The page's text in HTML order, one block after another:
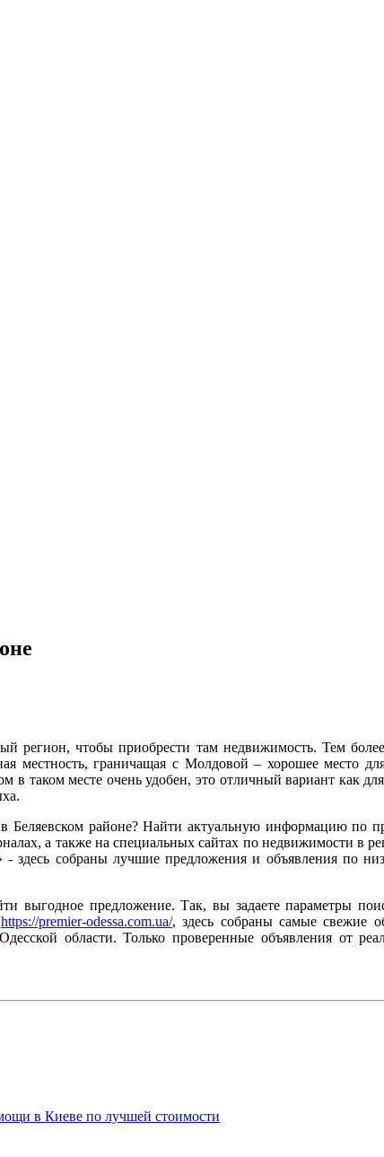
регион, чтобы приобрести там недвижимость. Тем
местность, граничащая с Молдовой – хорошее место
в таком месте очень удобен, это отличный вариант как
Беляевском районе? Найти актуальную информацию по
а также на специальных сайтах по недвижимости в
- здесь собраны лучшие предложения и объявления по
выгодное предложение. Так, вы задаете параметры
https://premier-odessa.com.ua/, здесь собраны самые свежие
области. Только проверенные объявления от
в Киеве по лучшей стоимости